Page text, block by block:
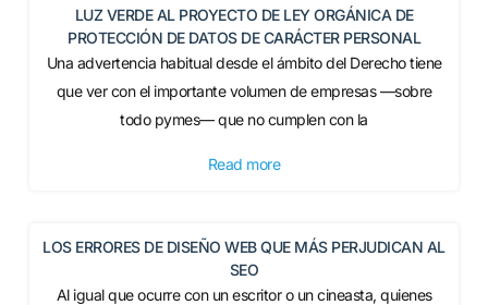
LUZ VERDE AL PROYECTO DE LEY ORGÁNICA DE
PROTECCIÓN DE DATOS DE CARÁCTER PERSONAL
Una advertencia habitual desde el ámbito del Derecho tiene
que ver con el importante volumen de empresas —sobre
todo pymes— que no cumplen con la
Read more
LOS ERRORES DE DISEÑO WEB QUE MÁS PERJUDICAN AL
SEO
Al igual que ocurre con un escritor o un cineasta, quienes